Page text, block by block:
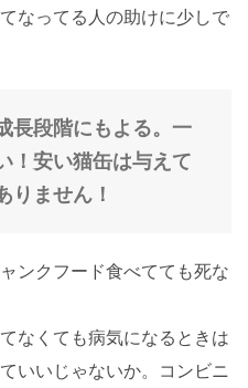
なってる人の助けに少しで
長段階にもよる。一
！安い猫缶は与えて
りません！
ンクフード食べてても死な
なくても病気になるときは
いいじゃないか。コンビニ